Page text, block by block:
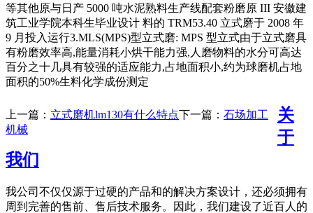
等其他原与日产 5000 吨水泥熟料生产线配套粉磨原 III 安徽建
筑工业学院本科生毕业设计 料的 TRM53.40 立式磨于 2008 年
9 月投入运行3.MLS(MPS)型立式磨: MPS 型立式由于立式磨具
有粉磨效率高,能量消耗小烘干能力强,人磨物料的水分可高达
百分之十几具有较强的适应能力,占地面积小,约为球磨机占地
面积的50%生料化学成份测定
上一篇： 立式磨机lm130有什么特点下一篇： 石场加工
机械
关
于
我们
我公司不仅仅源于过硬的产品和的解决方案设计，还必须拥有
周到完善的售前、售后技术服务。因此，我们建设了近百人的